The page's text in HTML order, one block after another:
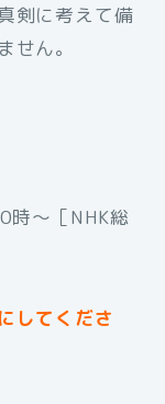
剣に考えて備
せん。
〜［NHK総
してくださ